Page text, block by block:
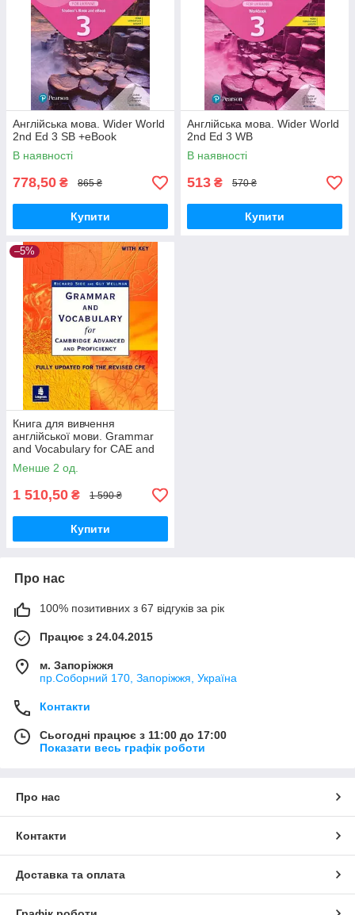
Англійська мова. Wider World
2nd Ed 3 SB +eBook
В наявності
778,50 ₴ 865 ₴
Купити
Англійська мова. Wider World
2nd Ed 3 WB
В наявності
513 ₴ 570 ₴
Купити
–5%
Книга для вивчення
англійської мови. Grammar
and Vocabulary for CAE and
CPE with key
Менше 2 од.
1 510,50 ₴ 1 590 ₴
Купити
Про нас
100% позитивних з 67 відгуків за рік
Працює з 24.04.2015
м. Запоріжжя
пр.Соборний 170, Запоріжжя, Україна
Контакти
Сьогодні працює з 11:00 до 17:00
Показати весь графік роботи
Про нас
Контакти
Доставка та оплата